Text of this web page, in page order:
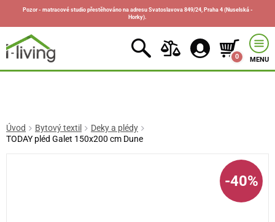
Pozor - matracové studio přestěhováno na adresu Svatoslavova 849/24, Praha 4 (Nuselská -
Horky).
0 MENU
Úvod Bytový textil
Deky a plédy
TODAY pléd Galet 150x200 cm Dune
-40%